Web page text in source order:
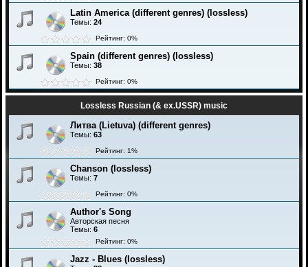
Latin America (different genres) (lossless)
Темы: 24
Рейтинг: 0%
Spain (different genres) (lossless)
Темы: 38
Рейтинг: 0%
Lossless Russian (& ex.USSR) music
Литва (Lietuva) (different genres)
Темы: 63
Рейтинг: 1%
Chanson (lossless)
Темы: 7
Рейтинг: 0%
Author's Song
Авторская песня
Темы: 6
Рейтинг: 0%
Jazz - Blues (lossless)